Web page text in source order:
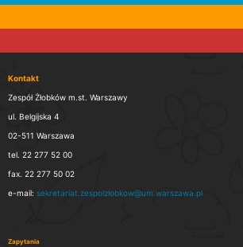
Kontakt
Zespół Żłobków m.st. Warszawy
ul. Belgijska 4
02-511 Warszawa
tel. 22 277 52 00
fax. 22 277 50 02
e-mail: sekretariat.zespolzlobkow@um.warszawa.pl
Zapytania